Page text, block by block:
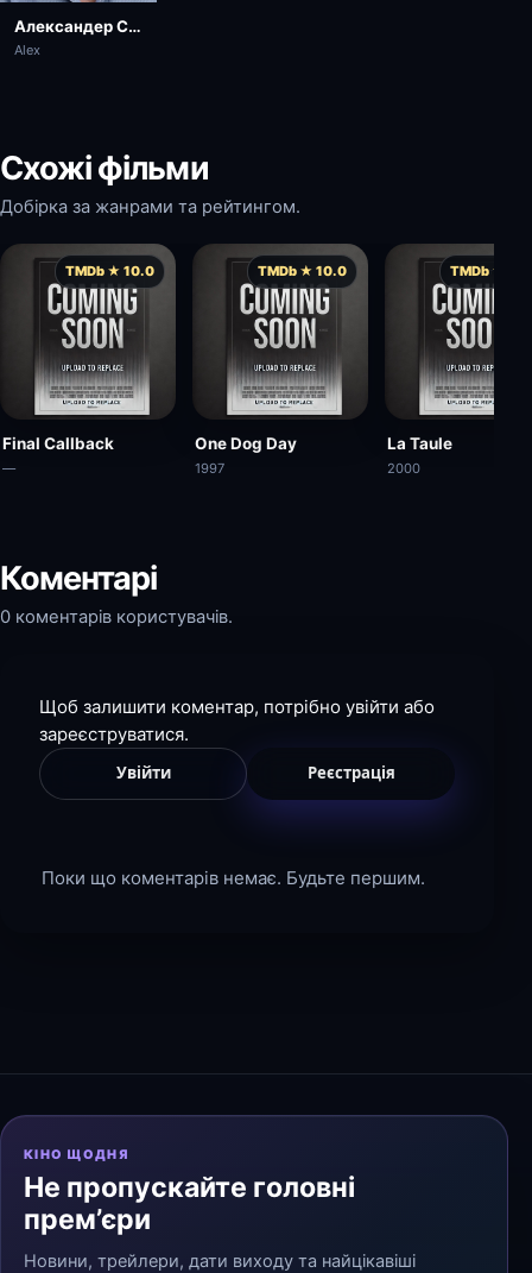
Александер Скашґорд
Alex
Схожі фільми
Добірка за жанрами та рейтингом.
TMDb ★ 10.0
Final Callback
—
TMDb ★ 10.0
One Dog Day
1997
TMDb ★
La Taule
2000
Коментарі
0 коментарів користувачів.
Щоб залишити коментар, потрібно увійти або
зареєструватися.
Увійти Реєстрація
Поки що коментарів немає. Будьте першим.
КІНО ЩОДНЯ
Не пропускайте головні
прем’єри
Новини, трейлери, дати виходу та найцікавіші